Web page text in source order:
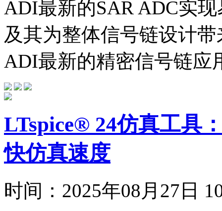
ADI最新的SAR ADC实
及其为整体信号链设计
ADI最新的精密信号链应
LTspice®︎ 24仿真工具
快仿真速度
时间： 2025年08月27